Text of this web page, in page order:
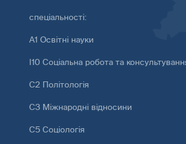
спеціальності:
А1 Освітні науки
І10 Соціальна робота та
С2 Політологія
С3 Міжнародні відносини
С5 Соціологія